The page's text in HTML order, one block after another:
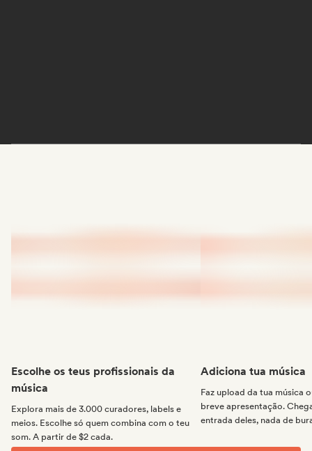
Escolhe os teus profissionais da
música
Explora mais de 3.000 curadores, labels e
meios. Escolhe só quem combina com o teu
som. A partir de $2 cada.
Adiciona tua música
Faz upload da tua música
breve apresentação.
entrada deles, nada de